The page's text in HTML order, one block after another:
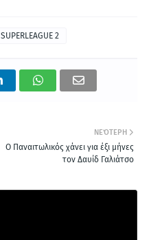
SUPERLEAGUE 2
ΝΕΌΤΕΡΗ
Ο Παναιτωλικός χάνει για έξι μήνες
τον Δαυίδ Γαλιάτσο